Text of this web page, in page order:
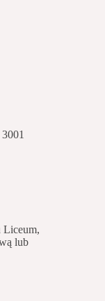
Liceum,
lub